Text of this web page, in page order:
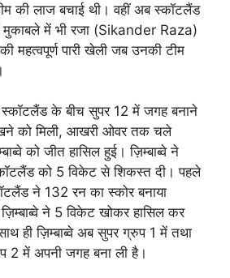
की लाज बचाई थी। वहीं अब स्कॉटलैंड
मुकाबले में भी रजा (Sikander Raza)
महत्वपूर्ण पारी खेली जब उनकी टीम
स्कॉटलैंड के बीच सुपर 12 में जगह बनाने
को मिली, आखरी ओवर तक चले
को जीत हासिल हुई। ज़िम्बाब्वे ने
को 5 विकेट से शिकस्त दी। पहले
ने 132 रन का स्कोर बनाया
ने 5 विकेट खोकर हासिल कर
ही ज़िम्बाब्वे अब सुपर ग्रुप 1 में तथा
2 में अपनी जगह बना ली है।